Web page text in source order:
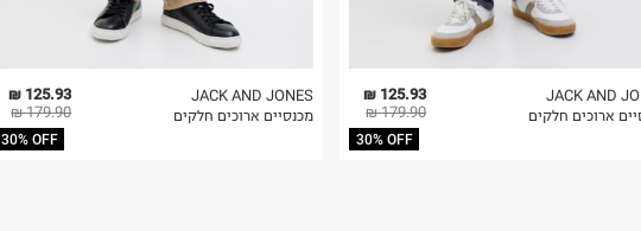
125.93 ₪
179.90 ₪
30% OFF
JACK AND JONES
מכנסיים ארוכים חלקים
125.93 ₪
179.90 ₪
30% OFF
JACK AND
ארוכים חלקים